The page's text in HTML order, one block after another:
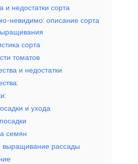
и недостатки сорта
невидимо: описание сорта
сорта
томатов
и недостатки
и ухода
семян
выращивание рассады